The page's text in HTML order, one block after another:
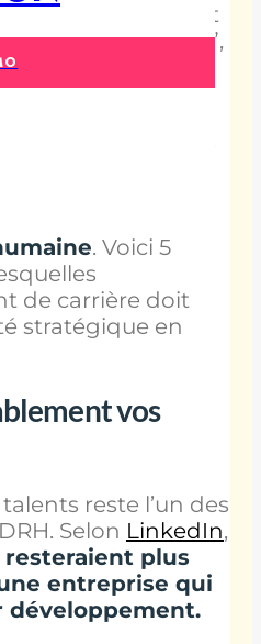
l’accompagnement
un “nice to have”,
des
.
de leur
permet de
. Voici 5
de carrière doit
stratégique en
vos
reste l’un des
Selon LinkedIn,
resteraient plus
entreprise qui
développement.